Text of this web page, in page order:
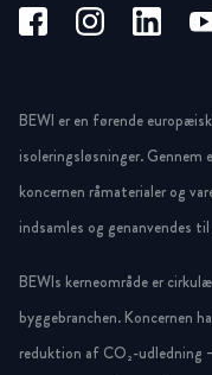
BEWI er en førende
isoleringsløsninger.
koncernen råmaterialer og
indsamles og genanvendes
BEWIs kerneområde er
byggebranchen. Koncernen
reduktion af CO₂-udledning